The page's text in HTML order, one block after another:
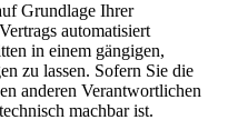
Grundlage Ihrer
automatisiert
in einem gängigen,
zu lassen. Sofern Sie die
anderen Verantwortlichen
machbar ist.